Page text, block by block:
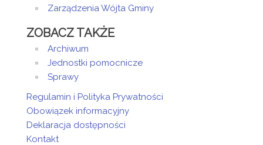
Zarządzenia Wójta Gminy
ZOBACZ TAKŻE
Archiwum
Jednostki pomocnicze
Sprawy
Regulamin i Polityka Prywatności
Obowiązek informacyjny
Deklaracja dostępności
Kontakt